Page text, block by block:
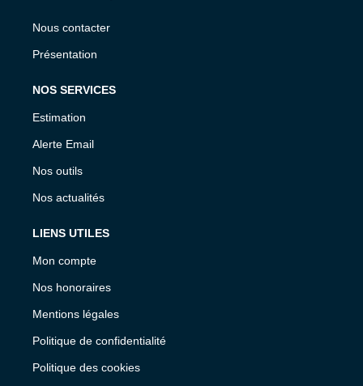
Nous contacter
Présentation
NOS SERVICES
Estimation
Alerte Email
Nos outils
Nos actualités
LIENS UTILES
Mon compte
Nos honoraires
Mentions légales
Politique de confidentialité
Politique des cookies